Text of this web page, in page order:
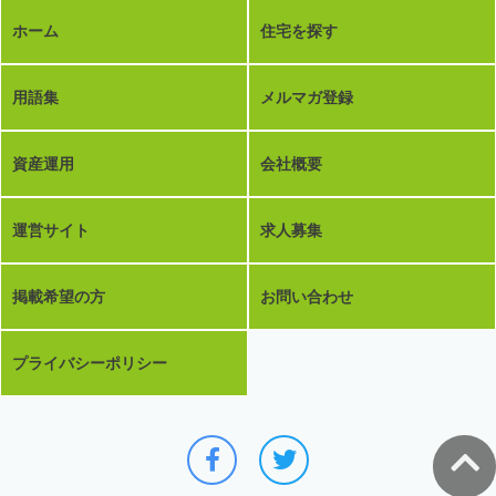
ホーム 住宅を探す
用語集 メルマガ登録
資産運用 会社概要
運営サイト 求人募集
掲載希望の方 お問い合わせ
プライバシーポリシー